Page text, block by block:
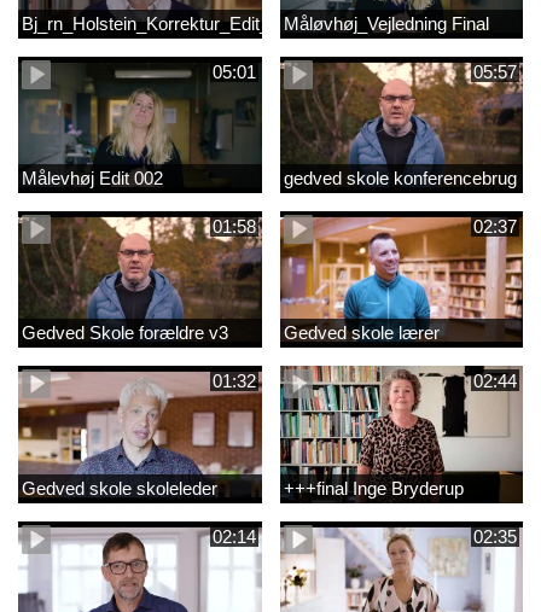
Måløvhøj_Vejledning Final
05:01
Målevhøj Edit 002
05:57
gedved skole konferencebrug
01:58
Gedved Skole forældre v3
02:37
Gedved skole lærer
01:32
Gedved skole skoleleder
02:44
+++final Inge Bryderup
02:14 02:35